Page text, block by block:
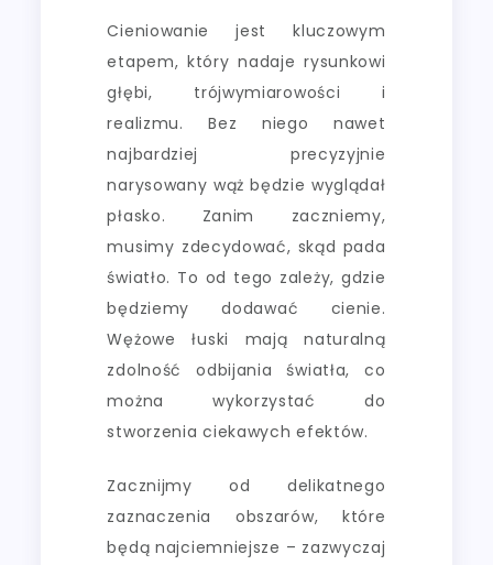
Cieniowanie jest kluczowym
etapem, który nadaje rysunkowi
głębi, trójwymiarowości i
realizmu. Bez niego nawet
najbardziej precyzyjnie
narysowany wąż będzie wyglądał
płasko. Zanim zaczniemy,
musimy zdecydować, skąd pada
światło. To od tego zależy, gdzie
będziemy dodawać cienie.
Wężowe łuski mają naturalną
zdolność odbijania światła, co
można wykorzystać do
stworzenia ciekawych efektów.
Zacznijmy od delikatnego
zaznaczenia obszarów, które
będą najciemniejsze – zazwyczaj